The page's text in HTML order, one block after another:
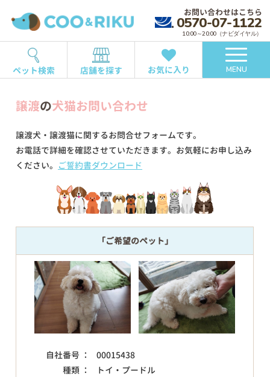
お問い合わせはこちら
0570-07-1122
10:00～20:00（ナビダイヤル）
ペット検索 店舗を探す お気に入り MENU
譲渡の犬猫お問い合わせ
譲渡犬・譲渡猫に関するお問合せフォームです。
お電話で詳細を確認させていただきます。お気軽にお申し込み
ください。 ご誓約書ダウンロード
「ご希望のペット」
自社番号 ：
00015438
種類 ：
トイ・プードル